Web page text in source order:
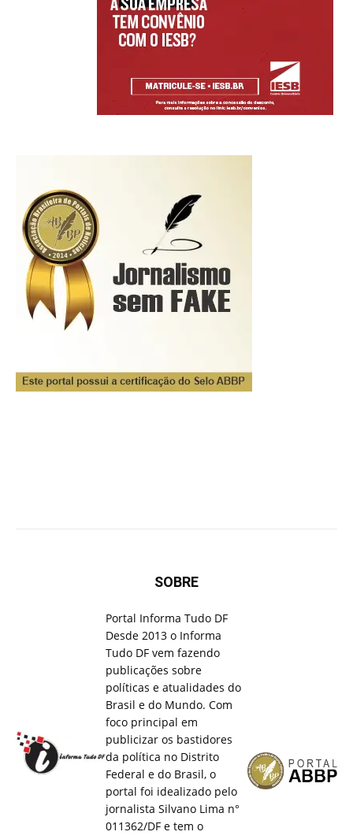
SOBRE
Portal Informa Tudo DF
Desde 2013 o Informa
Tudo DF vem fazendo
publicações sobre
políticas e atualidades do
Brasil e do Mundo. Com
foco principal em
publicizar os bastidores
da política no Distrito
Federal e do Brasil, o
portal foi idealizado pelo
jornalista Silvano Lima n°
011362/DF e tem o